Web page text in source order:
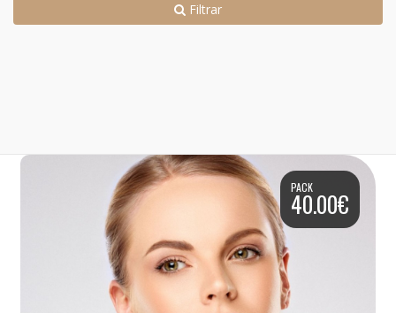
Filtrar
PACK
40.00€